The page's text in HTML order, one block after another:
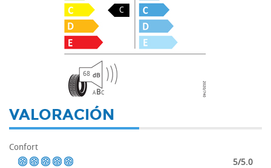
C
68
ABC
VALORACIÓN
Confort
5/5.0